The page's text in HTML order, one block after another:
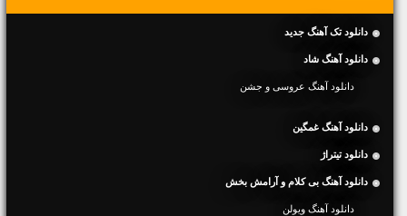
دانلود تک آهنگ جدید
دانلود آهنگ شاد
دانلود آهنگ عروسی و جشن
دانلود آهنگ غمگین
دانلود تیتراژ
دانلود آهنگ بی کلام و آرامش بخش
دانلود آهنگ ویولن